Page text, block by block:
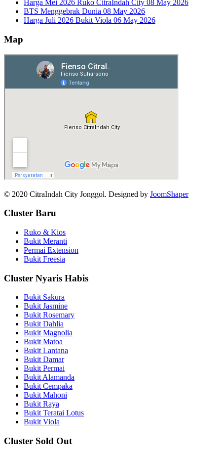
Harga Mei 2026 Ruko CitraIndah City 08 May 2026
BTS Menggebrak Dunia 08 May 2026
Harga Juli 2026 Bukit Viola 06 May 2026
Map
© 2020 CitraIndah City Jonggol. Designed by JoomShaper
Cluster Baru
Ruko & Kios
Bukit Meranti
Permai Extension
Bukit Freesia
Cluster Nyaris Habis
Bukit Sakura
Bukit Jasmine
Bukit Rosemary
Bukit Dahlia
Bukit Magnolia
Bukit Matoa
Bukit Lantana
Bukit Damar
Bukit Permai
Bukit Alamanda
Bukit Cempaka
Bukit Mahoni
Bukit Raya
Bukit Teratai Lotus
Bukit Viola
Cluster Sold Out